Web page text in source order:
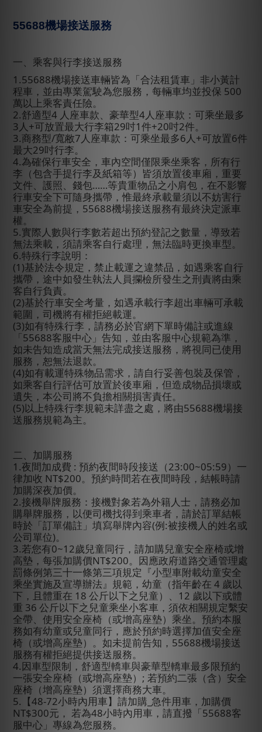
55688機場接送服務
一、乘客與行李接送服務
1.55688機場接送車輛皆為「合法租賃車」非小黃計
程車，並由專業駕駛為您服務，每輛車均並投保 500
萬以上乘客責任險。
2.舒適型4 人座車款、豪華型4人座車款：可乘坐最多
3人+可放置最大行李箱29吋1件+20吋2件。
3.商務型/寬敝7人座車款：可乘坐最多6人+可放置6件
最大29吋行李。
4.為確保行車安全，車內空間僅限乘坐乘客，所有行
李（包含手提行李及紙箱等）皆須放置後車廂，重要
文件、護照、錢包……等貴重物品之小肩包，在不影響
行車安全下可隨身攜帶，惟最終承載量須以不妨害行
車安全為前提， 55688機場接送服務有最終決定派車
權。
5.實際人數與行李數若超出預約登記之數量，導致若
無法乘載，須請乘客自行處理，無法臨時更換車型。
6.特殊行李說明：
(1)基於法令規定，禁止載運之違禁品，如遇乘客自行
攜帶，途中如發生執法人員攔檢所發生之刑責將由乘
客自行負責。
(2)基於行車安全考量，如遇承載行李超出車輛可承載
範圍，司機將有權拒絕載運。
(3)如有特殊行李，請務必於官網下單時備註或進線
「55688客服中心」告知，並由客服中心規範為準，
如未告知造成當天無法完成接送服務，將視同已使用
服務，恕無法退款。
(4)如有載運特殊物品需求，請自行妥善包裝及保管，
如乘客自行評估可放置於後車廂，但造成物品損壞或
遺失，本公司將不負擔相關損害責任。
(5)以上特殊行李規範未詳盡之處，將由55688機場接
送服務規範為主。
二、加購服務
1.夜間加成費 : 預約夜間時段接送（23:00~05:59）一
律加收 NT$200。預約時間若在夜間時段，結帳時請
加購深夜加價。
2.接機舉牌服務：接機對象若為外籍人士，請務必加
購舉牌服務，以便司機找得到乘車者，請於訂單結帳
時於「訂單備註」填寫舉牌內容(例:被接機人的姓名或
公司單位)。
3.若您有0~12歲兒童同行，請加購兒童安全座椅或增
高墊，每張加購價NT$200。因應政府道路交通管理處
罰條例第三十一條第三項規定『小型車附載幼童安全
乘坐實施及宣導辦法』規範，幼童（指年齡在 4 歲以
下，且體重在 18 公斤以下之兒童）、 12 歲以下或體
重 36 公斤以下之兒童乘坐小客車，須依相關規定繫安
全帶、使用安全座椅（或增高座墊）乘坐。預約本服
務如有幼童或兒童同行，應於預約時選擇加值安全座
椅（或增高座墊）。如未提前告知， 55688機場接送
服務有權拒絕提供接送服務。
4.因車型限制，舒適型轎車與豪華型轎車最多限預約
一張安全座椅（或增高座墊） ; 若預約二張（含）安全
座椅（增高座墊）須選擇商務大車。
5. 【48-72小時內用車】請加購 急件用車，加購價
NT$300元 ， 若為48小時內用車 ，請直撥「55688客
服中心」專線為您服務。